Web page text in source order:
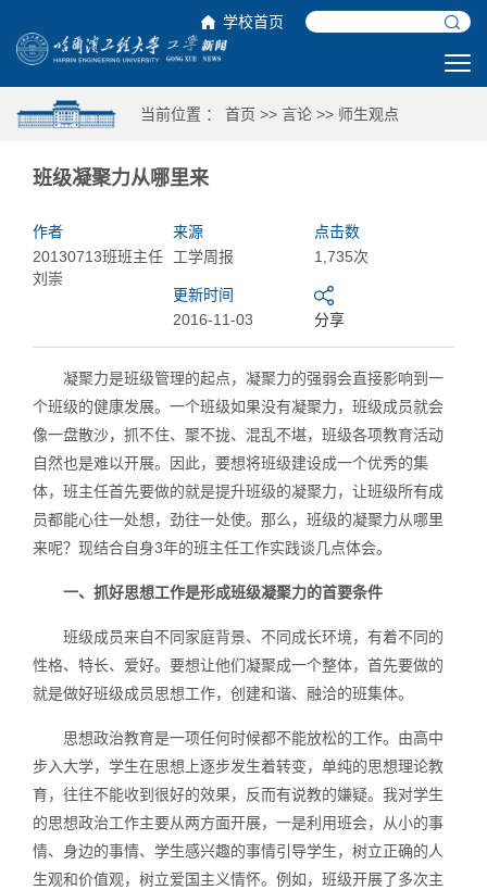
学校首页
当前位置 ： 首页 >> 言论 >> 师生观点
班级凝聚力从哪里来
作者
20130713班班主任
刘崇
来源
工学周报
点击数
1,735次
更新时间
2016-11-03
分享
凝聚力是班级管理的起点，凝聚力的强弱会直接影响到一
个班级的健康发展。一个班级如果没有凝聚力，班级成员就会
像一盘散沙，抓不住、聚不拢、混乱不堪，班级各项教育活动
自然也是难以开展。因此，要想将班级建设成一个优秀的集
体，班主任首先要做的就是提升班级的凝聚力，让班级所有成
员都能心往一处想，劲往一处使。那么，班级的凝聚力从哪里
来呢？现结合自身3年的班主任工作实践谈几点体会。
一、抓好思想工作是形成班级凝聚力的首要条件
班级成员来自不同家庭背景、不同成长环境，有着不同的
性格、特长、爱好。要想让他们凝聚成一个整体，首先要做的
就是做好班级成员思想工作，创建和谐、融洽的班集体。
思想政治教育是一项任何时候都不能放松的工作。由高中
步入大学，学生在思想上逐步发生着转变，单纯的思想理论教
育，往往不能收到很好的效果，反而有说教的嫌疑。我对学生
的思想政治工作主要从两方面开展，一是利用班会，从小的事
情、身边的事情、学生感兴趣的事情引导学生，树立正确的人
生观和价值观，树立爱国主义情怀。例如，班级开展了多次主